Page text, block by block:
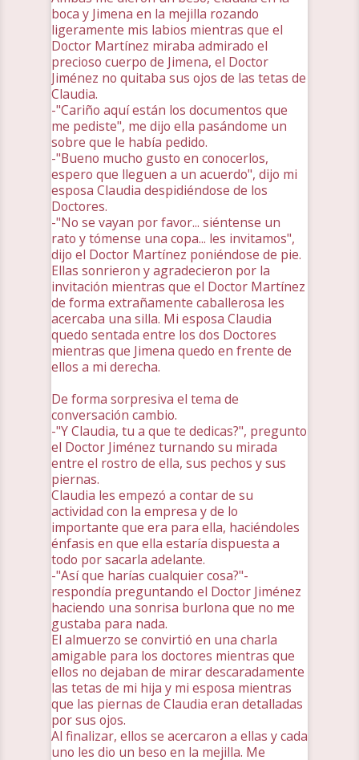
boca y Jimena en la mejilla rozando
ligeramente mis labios mientras que el
Doctor Martínez miraba admirado el
precioso cuerpo de Jimena, el Doctor
Jiménez no quitaba sus ojos de las tetas de
Claudia.
-"Cariño aquí están los documentos que
me pediste", me dijo ella pasándome un
sobre que le había pedido.
-"Bueno mucho gusto en conocerlos,
espero que lleguen a un acuerdo", dijo mi
esposa Claudia despidiéndose de los
Doctores.
-"No se vayan por favor... siéntense un
rato y tómense una copa... les invitamos",
dijo el Doctor Martínez poniéndose de pie.
Ellas sonrieron y agradecieron por la
invitación mientras que el Doctor Martínez
de forma extrañamente caballerosa les
acercaba una silla. Mi esposa Claudia
quedo sentada entre los dos Doctores
mientras que Jimena quedo en frente de
ellos a mi derecha.
De forma sorpresiva el tema de
conversación cambio.
-"Y Claudia, tu a que te dedicas?", pregunto
el Doctor Jiménez turnando su mirada
entre el rostro de ella, sus pechos y sus
piernas.
Claudia les empezó a contar de su
actividad con la empresa y de lo
importante que era para ella, haciéndoles
énfasis en que ella estaría dispuesta a
todo por sacarla adelante.
-"Así que harías cualquier cosa?"-
respondía preguntando el Doctor Jiménez
haciendo una sonrisa burlona que no me
gustaba para nada.
El almuerzo se convirtió en una charla
amigable para los doctores mientras que
ellos no dejaban de mirar descaradamente
las tetas de mi hija y mi esposa mientras
que las piernas de Claudia eran detalladas
por sus ojos.
Al finalizar, ellos se acercaron a ellas y cada
uno les dio un beso en la mejilla. Me